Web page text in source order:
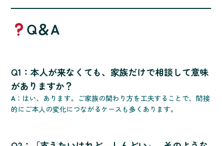
Q＆A
Q1：本人が来なくても、家族だけで相談して意味
がありますか？
A ：はい、あります。ご家族の関わり方を工夫することで、間接
的にご本人の変化につながるケースも多くあります。